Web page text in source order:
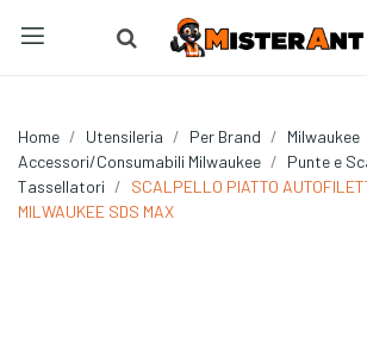
Home Utensileria Per Brand
Milwaukee
Accessori/Consumabili Milwaukee
Punte e
Tassellatori
SCALPELLO PIATTO
MILWAUKEE SDS MAX